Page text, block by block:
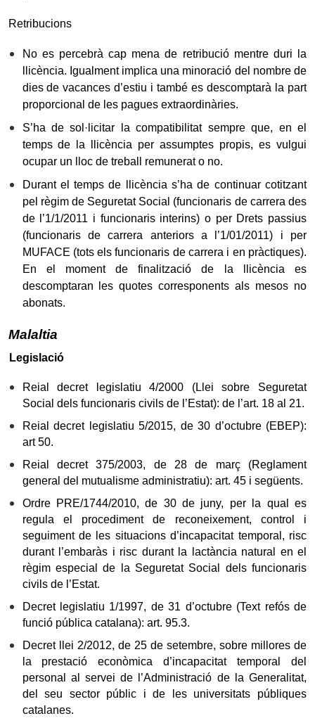
Retribucions
No es percebrà cap mena de retribució mentre duri la
llicència. Igualment implica una minoració del nombre de
dies de vacances d’estiu i també es descomptarà la part
proporcional de les pagues extraordinàries.
S’ha de sol·licitar la compatibilitat sempre que, en el
temps de la llicència per assumptes propis, es vulgui
ocupar un lloc de treball remunerat o no.
Durant el temps de llicència s’ha de continuar cotitzant
pel règim de Seguretat Social (funcionaris de carrera des
de l’1/1/2011 i funcionaris interins) o per Drets passius
(funcionaris de carrera anteriors a l’1/01/2011) i per
MUFACE (tots els funcionaris de carrera i en pràctiques).
En el moment de finalització de la llicència es
descomptaran les quotes corresponents als mesos no
abonats.
Malaltia
Legislació
Reial decret legislatiu 4/2000 (Llei sobre Seguretat
Social dels funcionaris civils de l’Estat): de l’art. 18 al 21.
Reial decret legislatiu 5/2015, de 30 d’octubre (EBEP):
art 50.
Reial decret 375/2003, de 28 de març (Reglament
general del mutualisme administratiu): art. 45 i següents.
Ordre PRE/1744/2010, de 30 de juny, per la qual es
regula el procediment de reconeixement, control i
seguiment de les situacions d’incapacitat temporal, risc
durant l’embaràs i risc durant la lactància natural en el
règim especial de la Seguretat Social dels funcionaris
civils de l’Estat.
Decret legislatiu 1/1997, de 31 d’octubre (Text refós de
funció pública catalana): art. 95.3.
Decret llei 2/2012, de 25 de setembre, sobre millores de
la prestació econòmica d’incapacitat temporal del
personal al servei de l’Administració de la Generalitat,
del seu sector públic i de les universitats públiques
catalanes.